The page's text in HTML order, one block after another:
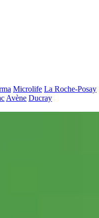
Microlife La Roche-Posay
Avène Ducray